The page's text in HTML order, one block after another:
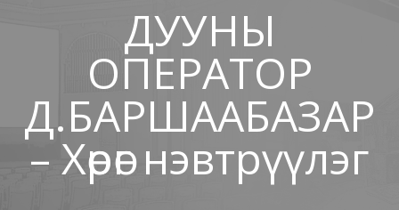
ДУУНЫ
ОПЕРАТОР
Д.БАРШААБАЗАР
– Хөрөг нэвтрүүлэг